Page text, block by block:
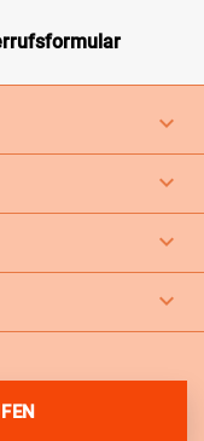
keyboard_arrow_down


